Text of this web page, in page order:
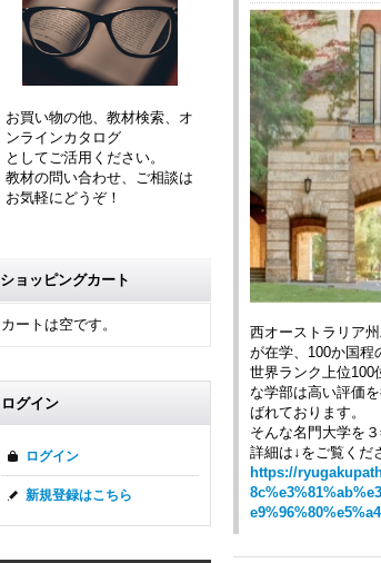
お買い物の他、教材検索、オ
ンラインカタログ
としてご活用ください。
教材の問い合わせ、ご相談は
お気軽にどうぞ！
ショッピングカート
カートは空です。
ログイン
ログイン
新規登録はこちら
西オーストラリア
が在学、100か国程
世界ランク上位100
な学部は高い評価
ばれております。
そんな名門大学を
詳細は↓をご覧くだ
https://